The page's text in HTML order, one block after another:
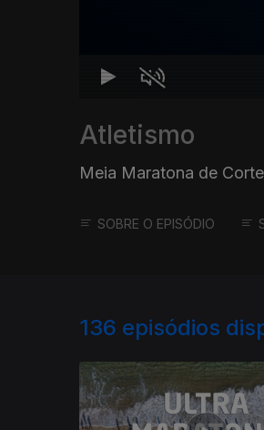
Atletismo
Meia Maratona de
SOBRE O EPISÓDIO
136 episódios